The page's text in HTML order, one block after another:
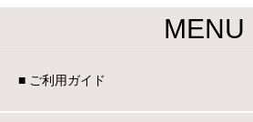
MENU
■ ご利用ガイド